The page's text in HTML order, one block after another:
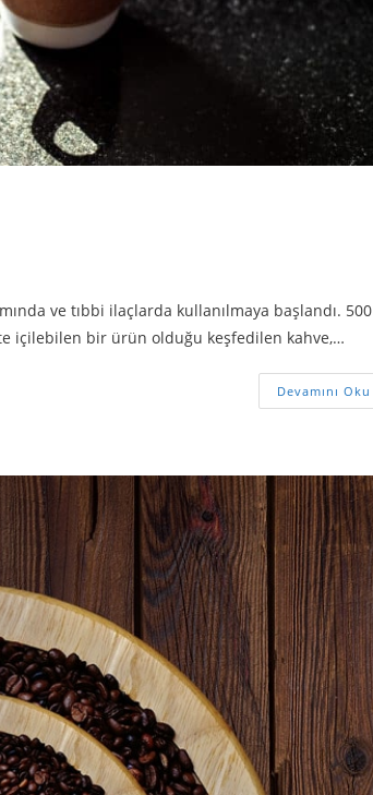
ve tıbbi ilaçlarda kullanılmaya başlandı. 500
içilebilen bir ürün olduğu keşfedilen kahve,…
Devamını Oku